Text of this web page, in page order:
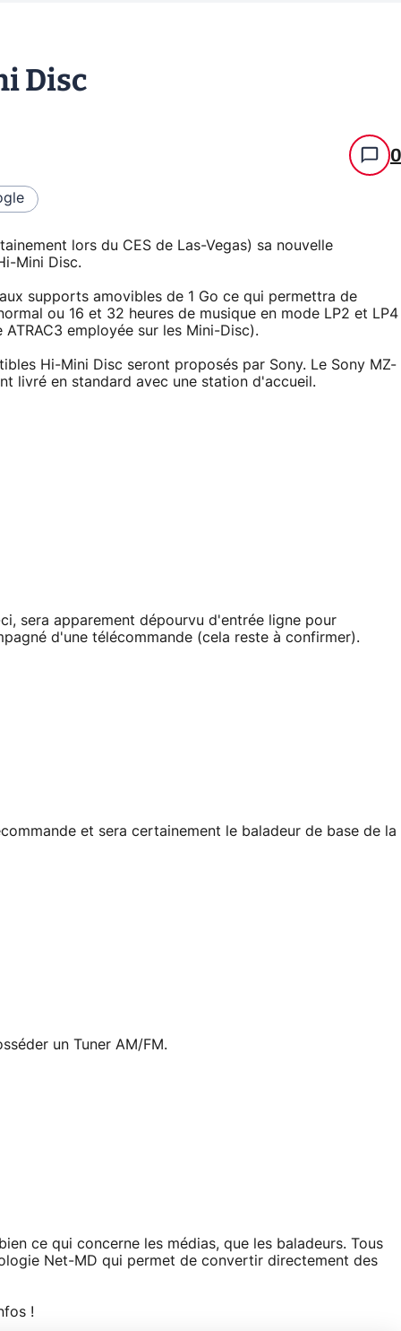
Disc
0
lors du CES de Las-Vegas) sa nouvelle
Mini Disc.
supports amovibles de 1 Go ce qui permettra de
ou 16 et 32 heures de musique en mode LP2 et LP4
employée sur les Mini-Disc).
Hi-Mini Disc seront proposés par Sony. Le Sony MZ-
livré en standard avec une station d'accueil.
sera apparement dépourvu d'entrée ligne pour
d'une télécommande (cela reste à confirmer).
et sera certainement le baladeur de base de la
un Tuner AM/FM.
ce qui concerne les médias, que les baladeurs. Tous
Net-MD qui permet de convertir directement des
!